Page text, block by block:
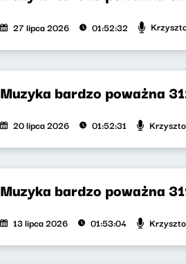
27 lipca 2026 01:52:32
Muzyka bardzo poważna
20 lipca 2026 01:52:31
Muzyka bardzo poważna
13 lipca 2026 01:53:04